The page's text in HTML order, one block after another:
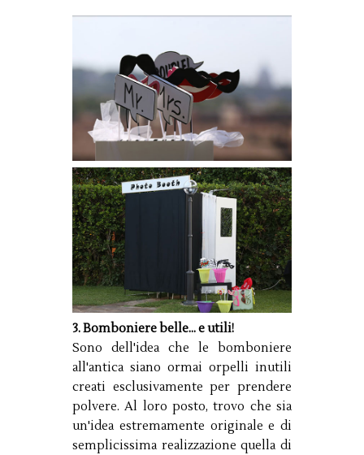
3. Bomboniere belle... e utili!
Sono dell'idea che le bomboniere
all'antica siano ormai orpelli inutili
creati esclusivamente per prendere
polvere. Al loro posto, trovo che sia
un'idea estremamente originale e di
semplicissima realizzazione quella di